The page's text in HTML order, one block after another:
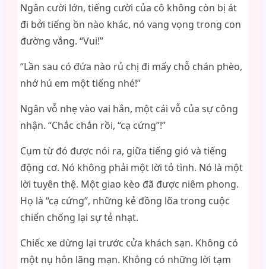
Ngân cười lớn, tiếng cười của cô không còn bị át
đi bởi tiếng ồn nào khác, nó vang vọng trong con
đường vắng. “Vui!”
“Lần sau có đứa nào rủ chị đi mấy chỗ chán phèo,
nhớ hú em một tiếng nhé!”
Ngân vỗ nhẹ vào vai hắn, một cái vỗ của sự công
nhận. “Chắc chắn rồi, “cạ cứng”!”
Cụm từ đó được nói ra, giữa tiếng gió và tiếng
động cơ. Nó không phải một lời tỏ tình. Nó là một
lời tuyên thệ. Một giao kèo đã được niêm phong.
Họ là “cạ cứng”, những kẻ đồng lõa trong cuộc
chiến chống lại sự tẻ nhạt.
Chiếc xe dừng lại trước cửa khách sạn. Không có
một nụ hôn lãng mạn. Không có những lời tạm